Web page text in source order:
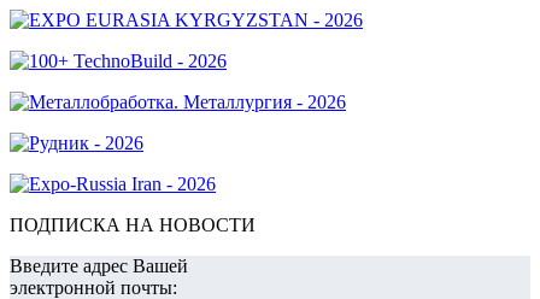
ПОДПИСКА НА НОВОСТИ
Введите адрес Вашей
электронной почты: